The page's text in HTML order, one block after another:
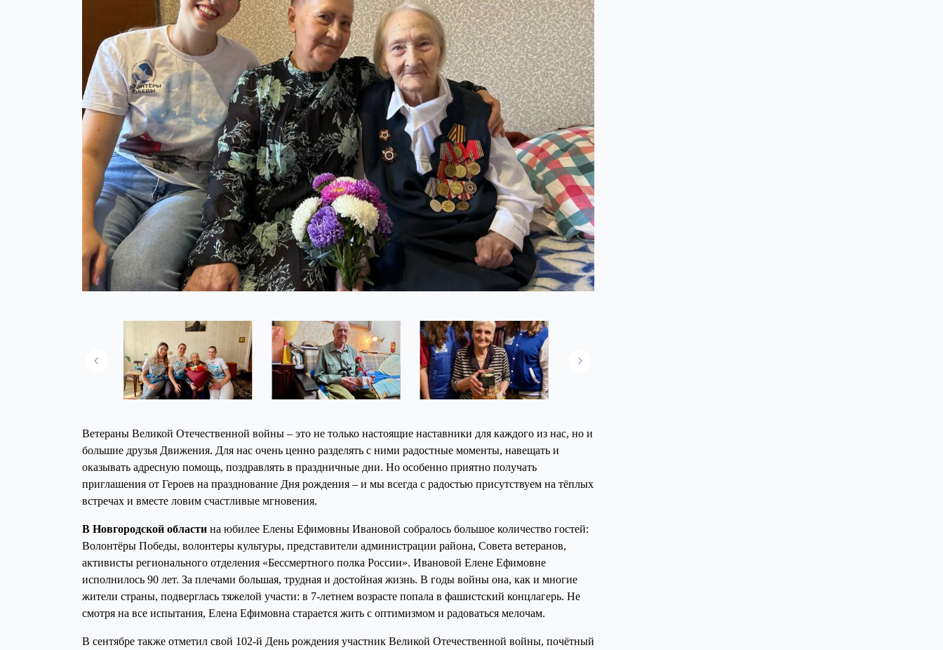
Ветераны Великой Отечественной войны – это не только настоящие наставники для каждого из нас, но и
большие друзья Движения. Для нас очень ценно разделять с ними радостные моменты, навещать и
оказывать адресную помощь, поздравлять в праздничные дни. Но особенно приятно получать
приглашения от Героев на празднование Дня рождения – и мы всегда с радостью присутствуем на тёплых
встречах и вместе ловим счастливые мгновения.
В Новгородской области на юбилее Елены Ефимовны Ивановой собралось большое количество гостей:
Волонтёры Победы, волонтеры культуры, представители администрации района, Совета ветеранов,
активисты регионального отделения «Бессмертного полка России». Ивановой Елене Ефимовне
исполнилось 90 лет. За плечами большая, трудная и достойная жизнь. В годы войны она, как и многие
жители страны, подверглась тяжелой участи: в 7-летнем возрасте попала в фашистский концлагерь. Не
смотря на все испытания, Елена Ефимовна старается жить с оптимизмом и радоваться мелочам.
В сентябре также отметил свой 102-й День рождения участник Великой Отечественной войны, почётный